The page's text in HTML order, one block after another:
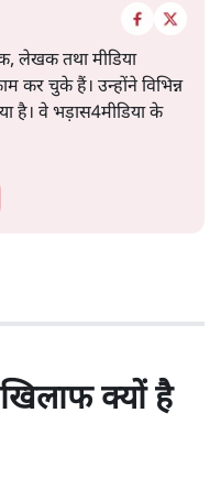
लेखक तथा मीडिया
कर चुके हैं। उन्होंने विभिन्न
है। वे भड़ास4मीडिया के
क्यों है